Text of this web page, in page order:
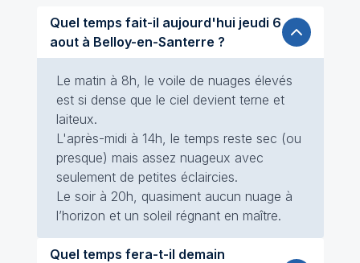
Quel temps fait-il aujourd'hui jeudi 6
aout à Belloy-en-Santerre ?
Le matin à 8h, le voile de nuages élevés
est si dense que le ciel devient terne et
laiteux.
L'après-midi à 14h, le temps reste sec (ou
presque) mais assez nuageux avec
seulement de petites éclaircies.
Le soir à 20h, quasiment aucun nuage à
l’horizon et un soleil régnant en maître.
Quel temps fera-t-il demain